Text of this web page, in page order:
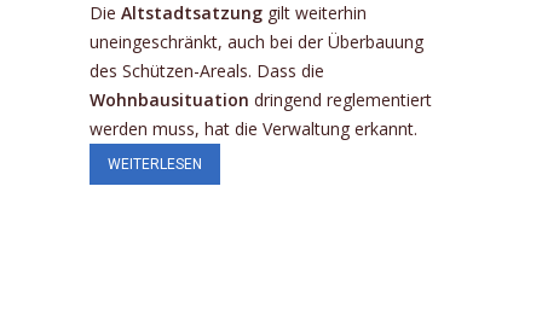
Die Altstadtsatzung gilt weiterhin
uneingeschränkt, auch bei der Überbauung
des Schützen-Areals. Dass die
Wohnbausituation dringend reglementiert
werden muss, hat die Verwaltung erkannt.
WEITERLESEN